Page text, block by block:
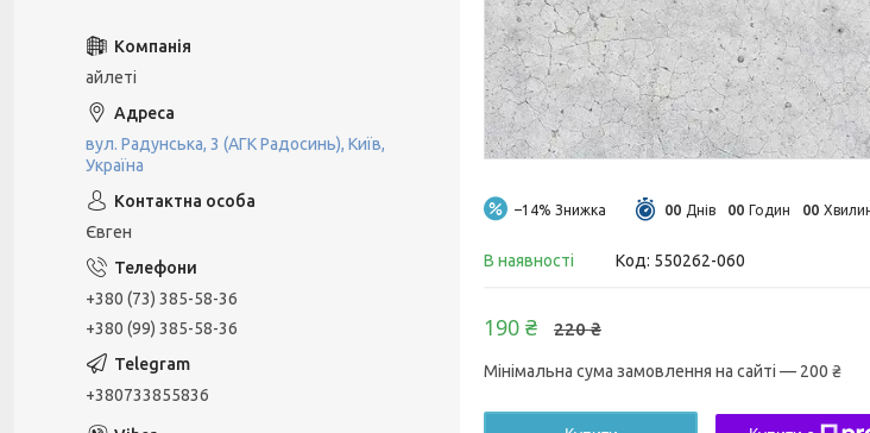
–14% 00 Днів 00 Годин 00
В наявності Код: 550262-060
220 ₴
190 ₴
Мінімальна сума замовлення на сайті — 200 ₴
айлеті
вул. Радунська, 3 (АГК Радосинь), Київ,
Україна
Євген
+380 (73) 385-58-36
+380 (99) 385-58-36
+380733855836